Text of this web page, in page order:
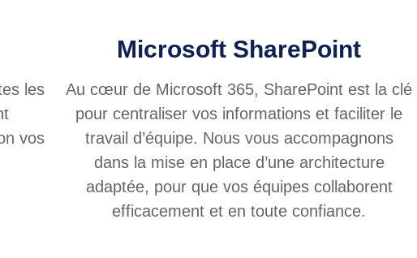
les
vos
Microsoft SharePoint
Au cœur de Microsoft 365, SharePoint est la clé
pour centraliser vos informations et faciliter le
travail d’équipe. Nous vous accompagnons
dans la mise en place d’une architecture
adaptée, pour que vos équipes collaborent
efficacement et en toute confiance.